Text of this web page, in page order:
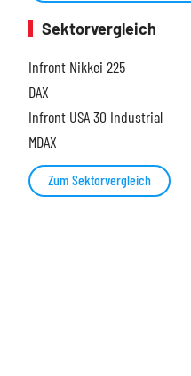
Sektorvergleich
Infront Nikkei 225
DAX
Infront USA 30 Industrial
MDAX
Zum Sektorvergleich